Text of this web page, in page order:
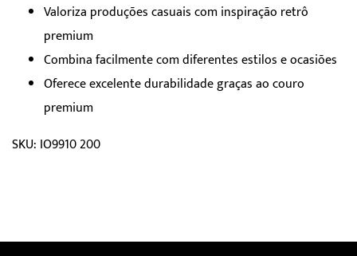
Valoriza produções casuais com inspiração retrô
premium
Combina facilmente com diferentes estilos e ocasiões
Oferece excelente durabilidade graças ao couro
premium
SKU: IO9910 200